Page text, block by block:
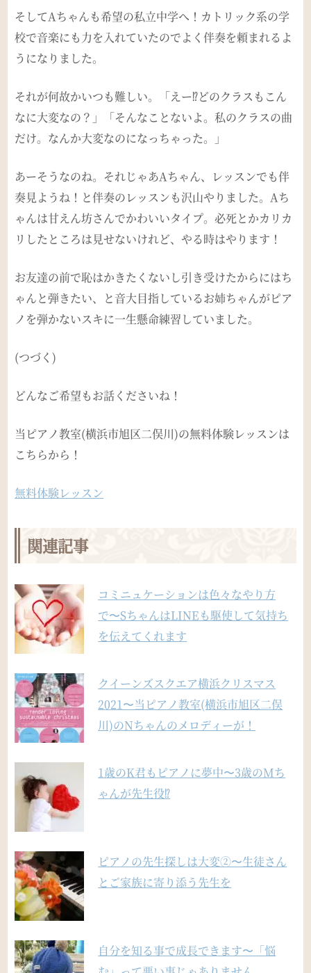
そしてAちゃんも希望の私立中学へ！カトリック系の学
校で音楽にも力を入れていたのでよく伴奏を頼まれるよ
うになりました。
それが何故かいつも難しい。「えー⁉︎どのクラスもこん
なに大変なの？」「そんなことないよ。私のクラスの曲
だけ。なんか大変なのになっちゃった。」
あーそうなのね。それじゃあAちゃん、レッスンでも伴
奏見ようね！と伴奏のレッスンも沢山やりました。Aち
ゃんは甘えん坊さんでかわいいタイプ。必死とかカリカ
リしたところは見せないけれど、やる時はやります！
お友達の前で恥はかきたくないし引き受けたからにはち
ゃんと弾きたい、と音大目指しているお姉ちゃんがピア
ノを弾かないスキに一生懸命練習していました。
(つづく)
どんなご希望もお話くださいね！
当ピアノ教室(横浜市旭区二俣川)の無料体験レッスンは
こちらから！
無料体験レッスン
関連記事
コミニュケーションは色々なやり方
で〜SちゃんはLINEも駆使して気持ち
を伝えてくれます
クイーンズスクエア横浜クリスマス
2021〜当ピアノ教室(横浜市旭区二俣
川)のNちゃんのメロディーが！
1歳のK君もピアノに夢中〜3歳のMち
ゃんが先生役⁉︎
ピアノの先生探しは大変②〜生徒さん
とご家族に寄り添う先生を
自分を知る事で成長できます〜「悩